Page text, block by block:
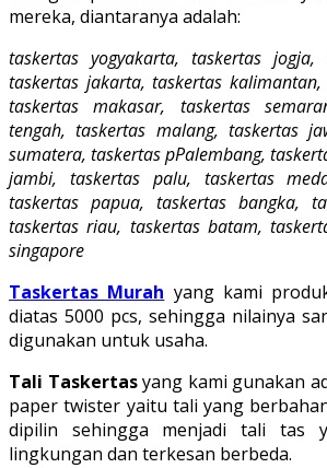
mereka, diantaranya adalah:
taskertas yogyakarta, taskertas jogja,
taskertas jakarta, taskertas kalimantan,
taskertas makasar, taskertas
tengah, taskertas malang, taskertas
sumatera, taskertas pPalembang,
jambi, taskertas palu, taskertas
taskertas papua, taskertas bangka,
taskertas riau, taskertas batam,
singapore
Taskertas Murah yang kami
diatas 5000 pcs, sehingga nilainya
digunakan untuk usaha.
Tali Taskertasyang kami gunakan
paper twister yaitu tali yang
dipilin sehingga menjadi tali tas
lingkungan dan terkesan berbeda.